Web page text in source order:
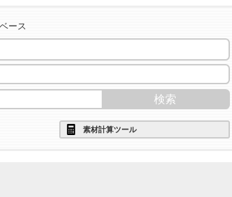
ース
素材計算ツール